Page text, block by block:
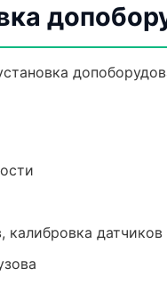
калибровка датчиков